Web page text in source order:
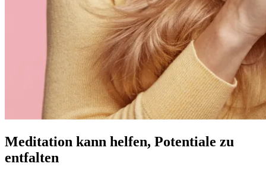
Meditation kann helfen, Potentiale zu
entfalten